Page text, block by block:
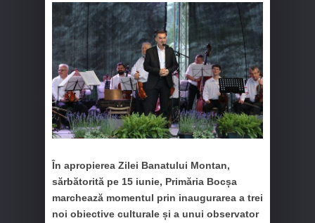
În apropierea Zilei Banatului Montan,
sărbătorită pe 15 iunie, Primăria Bocșa
marchează momentul prin inaugurarea a trei
noi obiective culturale și a unui observator